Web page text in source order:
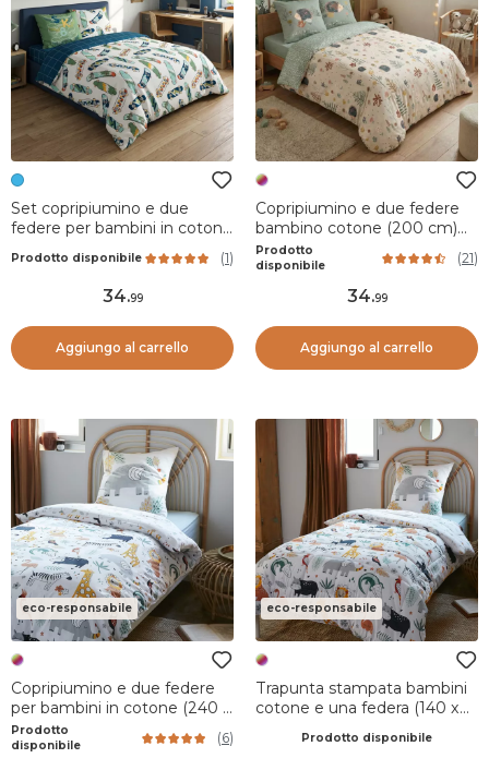
Set copripiumino e due
federe per bambini in cotone
(240 x 220 cm) California Blu
Prodotto disponibile (1)
34.99
Aggiungo al carrello
Copripiumino e due federe
bambino cotone (200 cm)
Polisson Multicolore
Prodotto
disponibile
(21)
34.99
Aggiungo al carrello
eco-responsabile
Copripiumino e due federe
per bambini in cotone (240 x
220 cm) Savana Multicolore
Prodotto
disponibile
(6)
eco-responsabile
Trapunta stampata bambini
cotone e una federa (140 x
Prodotto disponibile